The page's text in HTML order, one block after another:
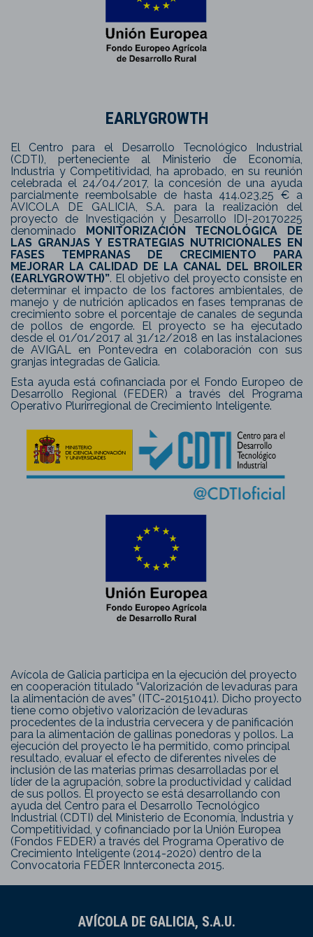
EARLYGROWTH
El Centro para el Desarrollo Tecnológico Industrial
(CDTI), perteneciente al Ministerio de Economía,
Industria y Competitividad, ha aprobado, en su reunión
celebrada el 24/04/2017, la concesión de una ayuda
parcialmente reembolsable de hasta 414.023,25 € a
AVICOLA DE GALICIA, S.A. para la realización del
proyecto de Investigación y Desarrollo IDI-20170225
denominado
MONITORIZACIÓN TECNOLÓGICA DE
LAS GRANJAS Y ESTRATEGIAS NUTRICIONALES EN
FASES TEMPRANAS DE CRECIMIENTO PARA
MEJORAR LA CALIDAD DE LA CANAL DEL BROILER
(EARLYGROWTH)”. El objetivo del proyecto consiste en
determinar el impacto de los factores ambientales, de
manejo y de nutrición aplicados en fases tempranas de
crecimiento sobre el porcentaje de canales de segunda
de pollos de engorde. El proyecto se ha ejecutado
desde el 01/01/2017 al 31/12/2018 en las instalaciones
de AVIGAL en Pontevedra en colaboración con sus
granjas integradas de Galicia.
Esta ayuda está cofinanciada por el Fondo Europeo de
Desarrollo Regional (FEDER) a través del Programa
Operativo Plurirregional de Crecimiento Inteligente.
Avícola de Galicia participa en la ejecución del proyecto
en cooperación titulado “Valorización de levaduras para
la alimentación de aves” (ITC-20151041). Dicho proyecto
tiene como objetivo valorización de levaduras
procedentes de la industria cervecera y de panificación
para la alimentación de gallinas ponedoras y pollos. La
ejecución del proyecto le ha permitido, como principal
resultado, evaluar el efecto de diferentes niveles de
inclusión de las materias primas desarrolladas por el
líder de la agrupación, sobre la productividad y calidad
de sus pollos. El proyecto se está desarrollando con
ayuda del Centro para el Desarrollo Tecnológico
Industrial (CDTI) del Ministerio de Economía, Industria y
Competitividad, y cofinanciado por la Unión Europea
(Fondos FEDER) a través del Programa Operativo de
Crecimiento Inteligente (2014-2020) dentro de la
Convocatoria FEDER Innterconecta 2015.
AVÍCOLA DE GALICIA, S.A.U.